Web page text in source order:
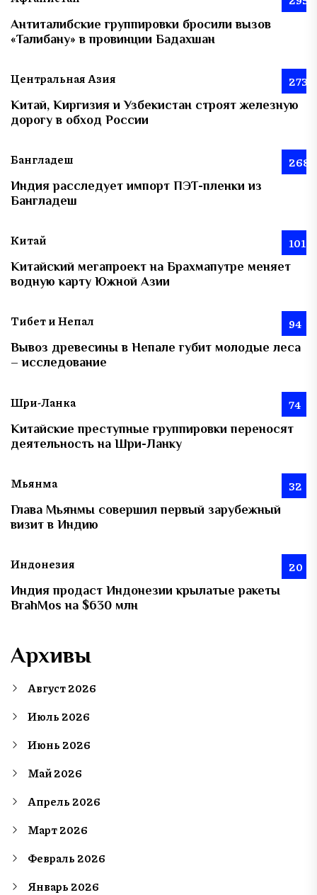
Антиталибские группировки бросили вызов
«Талибану» в провинции Бадахшан
Центральная Азия 273
Китай, Киргизия и Узбекистан строят железную
дорогу в обход России
Бангладеш 268
Индия расследует импорт ПЭТ-пленки из
Бангладеш
Китай 101
Китайский мегапроект на Брахмапутре меняет
водную карту Южной Азии
Тибет и Непал 94
Вывоз древесины в Непале губит молодые леса
– исследование
Шри-Ланка 74
Китайские преступные группировки переносят
деятельность на Шри-Ланку
Мьянма 32
Глава Мьянмы совершил первый зарубежный
визит в Индию
Индонезия 20
Индия продаст Индонезии крылатые ракеты
BrahMos на $630 млн
Архивы
Август 2026
Июль 2026
Июнь 2026
Май 2026
Апрель 2026
Март 2026
Февраль 2026
Январь 2026